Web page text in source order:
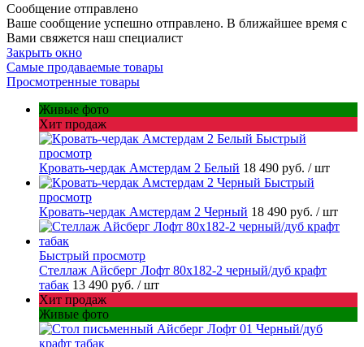
Сообщение отправлено
Ваше сообщение успешно отправлено. В ближайшее время с
Вами свяжется наш специалист
Закрыть окно
Самые продаваемые товары
Просмотренные товары
Живые фото
Хит продаж
Быстрый
просмотр
Кровать-чердак Амстердам 2 Белый 18 490 руб. / шт
Быстрый
просмотр
Кровать-чердак Амстердам 2 Черный 18 490 руб. / шт
Быстрый просмотр
Стеллаж Айсберг Лофт 80х182-2 черный/дуб крафт
табак 13 490 руб. / шт
Хит продаж
Живые фото